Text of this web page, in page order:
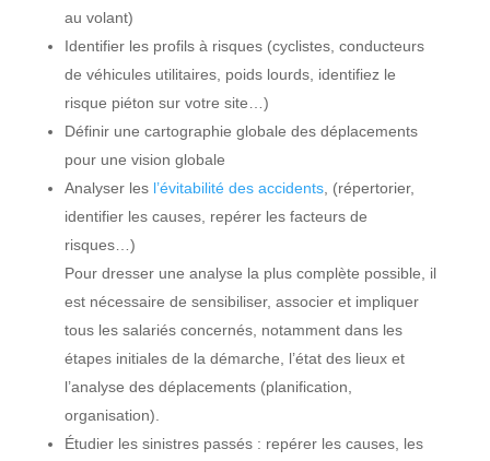
au volant)
Identifier les profils à risques (cyclistes, conducteurs
de véhicules utilitaires, poids lourds, identifiez le
risque piéton sur votre site…)
Définir une cartographie globale des déplacements
pour une vision globale
Analyser les l’évitabilité des accidents, (répertorier,
identifier les causes, repérer les facteurs de
risques…)
Pour dresser une analyse la plus complète possible, il
est nécessaire de sensibiliser, associer et impliquer
tous les salariés concernés, notamment dans les
étapes initiales de la démarche, l’état des lieux et
l’analyse des déplacements (planification,
organisation).
Étudier les sinistres passés : repérer les causes, les